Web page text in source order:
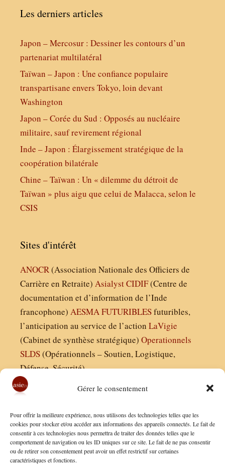
Gérer le consentement
Pour offrir la meilleure expérience, nous utilisons des technologies telles que les
cookies pour stocker et/ou accéder aux informations des appareils connectés. Le fait de
consentir à ces technologies nous permettra de traiter des données telles que le
comportement de navigation ou les ID uniques sur ce site. Le fait de ne pas consentir
ou de retirer son consentement peut avoir un effet restrictif sur certaines
caractéristiques et fonctions.
Les derniers articles
Japon – Mercosur : Dessiner les contours d’un
partenariat multilatéral
Taïwan – Japon : Une confiance populaire
transpartisane envers Tokyo, loin devant
Washington
Japon – Corée du Sud : Opposés au nucléaire
militaire, sauf revirement régional
Inde – Japon : Élargissement stratégique de la
coopération bilatérale
Chine – Taïwan : Un « dilemme du détroit de
Taïwan » plus aigu que celui de Malacca, selon le
CSIS
Sites d'intérêt
ANOCR(Association Nationale des Officiers de
Carrière en Retraite) AsialystCIDIF(Centre de
documentation et d’information de l’Inde
francophone) AESMAFUTURIBLESfuturibles,
l’anticipation au service de l’action LaVigie
(Cabinet de synthèse stratégique) Operationnels
SLDS(Opérationnels – Soutien, Logistique,
Défense, Sécurité)
Finaldées EURL
Siège social : 13 avenue Boudon, 75016, Paris
Nous contacter